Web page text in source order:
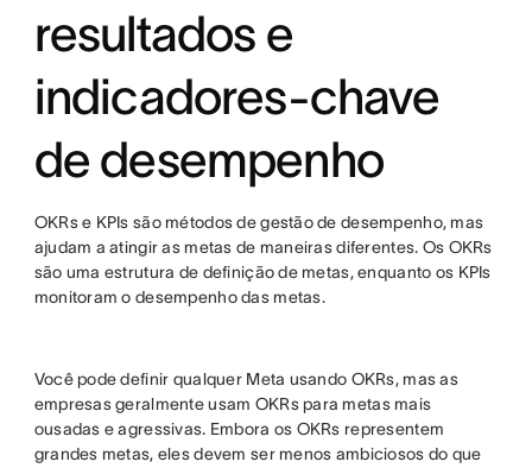
resultados e
indicadores-chave
de desempenho
OKRs e KPIs são métodos de gestão de desempenho, mas
ajudam a atingir as metas de maneiras diferentes. Os OKRs
são uma estrutura de definição de metas, enquanto os KPIs
monitoram o desempenho das metas.
Você pode definir qualquer Meta usando OKRs, mas as
empresas geralmente usam OKRs para metas mais
ousadas e agressivas. Embora os OKRs representem
grandes metas, eles devem ser menos ambiciosos do que